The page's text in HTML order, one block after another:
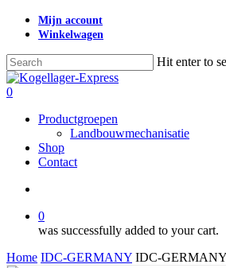
Skip
content
Mijn account
Winkelwagen
Hit enter to
Close
Search
search
0
Productgroepen
Landbouwmechanisatie
Shop
Contact
0
was successfully added to your cart.
Home IDC-GERMANY IDC-